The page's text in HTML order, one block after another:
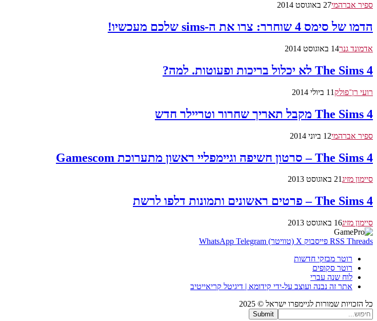
ספיר אברהמי27 באוגוסט 2014
הדמו של סימס 4 שוחרר: צרו את ה-sims שלכם מעכשיו!
אדמונד גנר14 באוגוסט 2014
The Sims 4 לא יכלול בריכות ופעוטות. למה?
רועי רן־פולק 11 ביולי 2014
The Sims 4 מקבל תאריך שחרור וטריילר חדש
ספיר אברהמי12 ביוני 2014
​​The Sims 4 – סרטון חשיפה וגיימפליי ראשון מתערוכת Gamescom
סיימון מזיג21 באוגוסט 2013
The Sims 4 – פרטים ראשונים ותמונות דלפו לרשת
סיימון מזיג16 באוגוסט 2013
RSS Threads פייסבוק X (טוויטר) WhatsApp Telegram
רוטר מבזקי חדשות
רוטר סקופים
לוח שנה עברי
אתר זה נבנה ועוצב על-ידי קידומא | דיגיטל קריאייטיב
כל הזכויות שמורות לגיימפרו ישראל © 2025
Submit